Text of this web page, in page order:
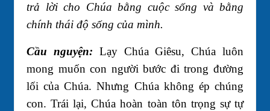
trả lời cho Chúa bằng cuộc sống và bằng
chính thái độ sống của mình.
Cầu nguyện: Lạy Chúa Giêsu, Chúa luôn
mong muốn con người bước đi trong đường
lối của Chúa. Nhưng Chúa không ép chúng
con. Trái lại, Chúa hoàn toàn tôn trọng sự tự